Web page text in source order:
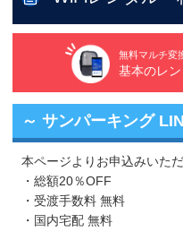
無料マルチ変
基本のレ
～ サンパーキング
本ページよりお申込みいた
・総額20％OFF
・受渡手数料 無料
・国内宅配 無料